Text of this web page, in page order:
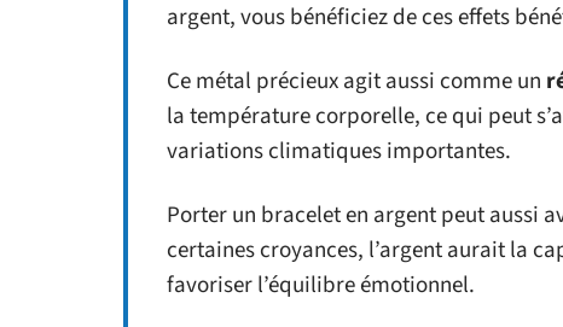
argent, vous bénéficiez de ces effets
Ce métal précieux agit aussi comme un
la température corporelle, ce qui peut
variations climatiques importantes.
Porter un bracelet en argent peut aussi
certaines croyances, l’argent aurait la
favoriser l’équilibre émotionnel.